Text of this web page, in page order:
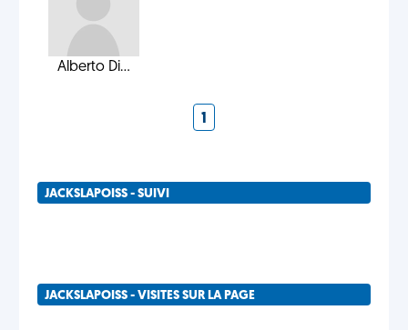
Alberto Di...
1
JACKSLAPOISS - SUIVI
JACKSLAPOISS - VISITES SUR LA PAGE